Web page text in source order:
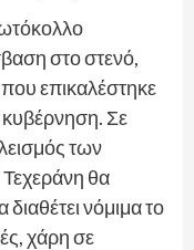
στο στενό,
επικαλέστηκε
κυβέρνηση. Σε
των
Τεχεράνη θα
νόμιμα το
χάρη σε